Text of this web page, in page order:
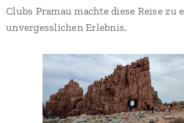
Clubs Pramau machte diese Reise zu
unvergesslichen Erlebnis.